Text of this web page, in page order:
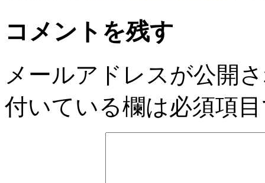
コメントを残す
メールアドレスが公開
付いている欄は必須項